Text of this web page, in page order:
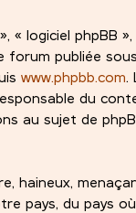
« logiciel phpBB »,
forum publiée
www.phpbb.com.
du
au sujet de
haineux,
pays, du pays où